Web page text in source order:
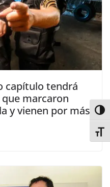
capítulo tendrá
marcaron
y vienen por más